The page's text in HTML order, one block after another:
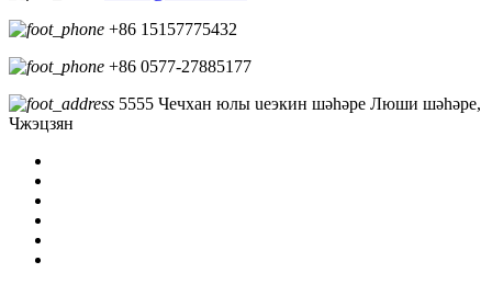
+86 15157775432
+86 0577-27885177
5555 Чечхан юлы ueэкин шәһәре Люши шәһәре,
Чжэцзян